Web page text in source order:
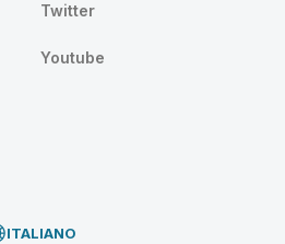
Twitter
Youtube
ITALIANO